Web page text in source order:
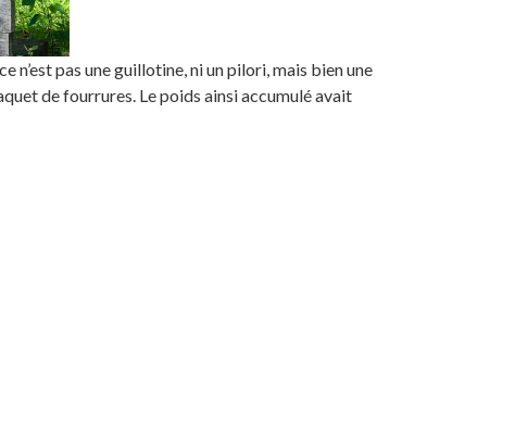
pas une guillotine, ni un pilori, mais bien une
de fourrures. Le poids ainsi accumulé avait